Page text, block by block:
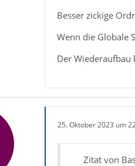
Besser zickige
Wenn die Globale
Der Wiederaufbau
25. Oktober 2023 um
Zitat von